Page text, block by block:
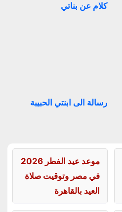
كلام عن بناتي
رسالة الى ابنتي الحبيبة
موعد عيد الفطر 2026
في مصر وتوقيت صلاة
العيد بالقاهرة